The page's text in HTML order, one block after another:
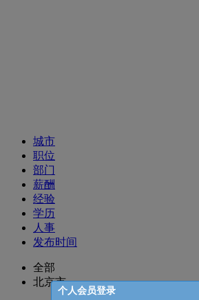
城市
职位
部门
薪酬
经验
学历
人事
发布时间
全部
北京市
个人会员登录